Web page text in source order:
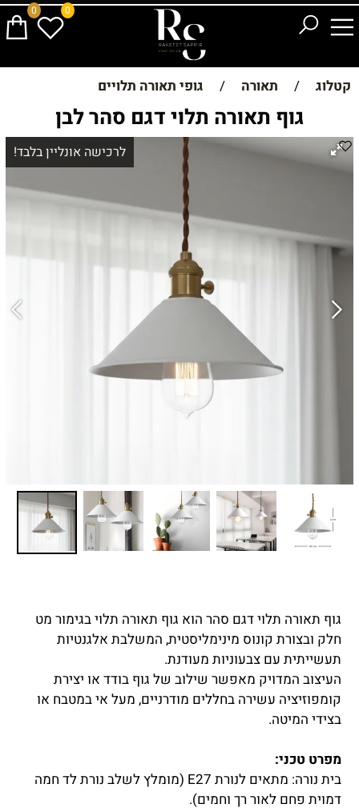
0 0
קטלוג / תאורה / גופי תאורה תלויים
גוף תאורה תלוי דגם סהר לבן
לרכישה אונליין בלבד!
גוף תאורה תלוי דגם סהר הוא גוף תאורה תלוי בגימור מט
חלק ובצורת קונוס מינימליסטית, המשלבת אלגנטיות
תעשייתית עם צבעוניות מעודנת.
העיצוב המדויק מאפשר שילוב של גוף בודד או יצירת
קומפוזיציה עשירה בחללים מודרניים, מעל אי במטבח או
בצידי המיטה.
מפרט טכני:
בית נורה: מתאים לנורת E27 (מומלץ לשלב נורת לד חמה
דמוית פחם לאור רך וחמים).